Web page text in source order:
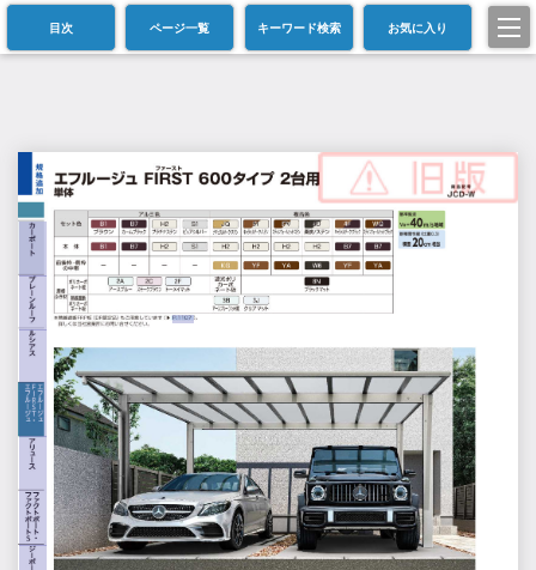
目次 ページ一覧 キーワード検索 お気に入り